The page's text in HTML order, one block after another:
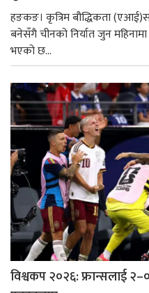
हङकङ। कृत्रिम बौद्धिकता
बनेसँगै चीनको निर्यात जुन
भएको छ...
विश्वकप २०२६: फ्रान्सलाई